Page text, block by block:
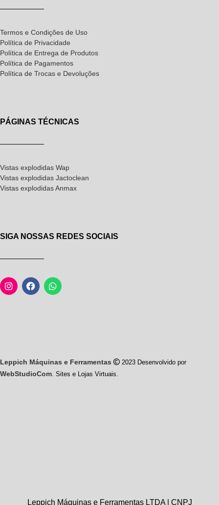
Termos e Condições de Uso
Política de Privacidade
Política de Entrega de Produtos
Política de Pagamentos
Política de Trocas e Devoluções
PÁGINAS TÉCNICAS
Vistas explodidas Wap
Vistas explodidas Jactoclean
Vistas explodidas Anmax
SIGA NOSSAS REDES SOCIAIS
Leppich Máquinas e Ferramentas 2023 Desenvolvido por
WebStudioCom . Sites e Lojas Virtuais.
Leppich Máquinas e Ferramentas LTDA | CNPJ